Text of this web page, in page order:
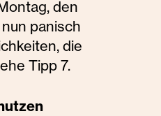
den
panisch
die
Tipp 7.